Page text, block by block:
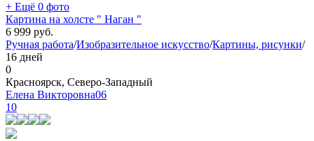
+ Ещё 0 фото
Картина на холсте " Наган "
6 999 руб.
Ручная работа/Изобразительное искусство/Картины, рисунки/
16 дней
0
Красноярск, Северо-Западный
Елена Викторовна06
10